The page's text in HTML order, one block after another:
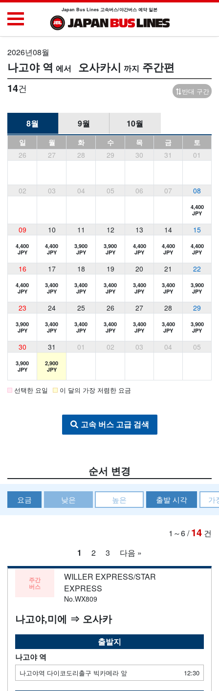
Japan Bus Lines 고속버스/야간버스 예약 일본
2026년08월
나고야 역 오사카시 주간편
14건 반대 구간
8월 9월 10월
일 월 화 수 목 금
토
26
27 28 29 30 31 01
02 03 04 05 06 07 08
4,400
JPY
09 10 11 12 13 14 15
4,400
JPY
4,400
JPY
3,900
JPY
3,900
JPY
4,400
JPY
4,400
JPY
4,400
JPY
16 17 18 19 20 21 22
4,400
JPY
3,400
JPY
3,400
JPY
3,400
JPY
3,400
JPY
3,400
JPY
3,900
JPY
23 24 25 26 27 28 29
3,900
JPY
3,400
JPY
3,400
JPY
3,400
JPY
3,400
JPY
3,400
JPY
3,900
JPY
30 31 01 02 03 04 05
3,900
JPY
2,900
JPY
선택한 요일 이 달의 가장 저렴한 요금
고속 버스 고급 검색
순서 변경
요금 낮은 높은 출발 시각 가
1～6/14 건
1
2 3 다음 »
주간
버스
WILLER EXPRESS/STAR
EXPRESS
No.WX809
나고야,미에 ⇒ 오사카
출발지
나고야 역
나고야역 다이코도리출구 빅카메라 앞 12:30